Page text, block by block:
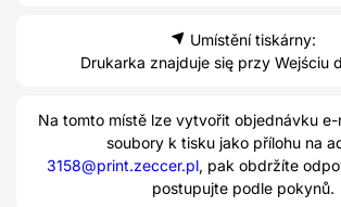
Umístění tiskárny:
Drukarka znajduje się przy Wejściu
Na tomto místě lze vytvořit objednávku e-
soubory k tisku jako přílohu na
3158@print.zeccer.pl, pak obdržíte
postupujte podle pokynů.